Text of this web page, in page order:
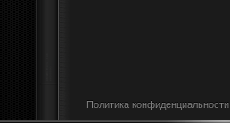
Политика конфиденциальности